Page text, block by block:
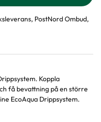
PostNord Ombud,
Koppla
få bevattning på en större
EcoAqua Drippsystem.